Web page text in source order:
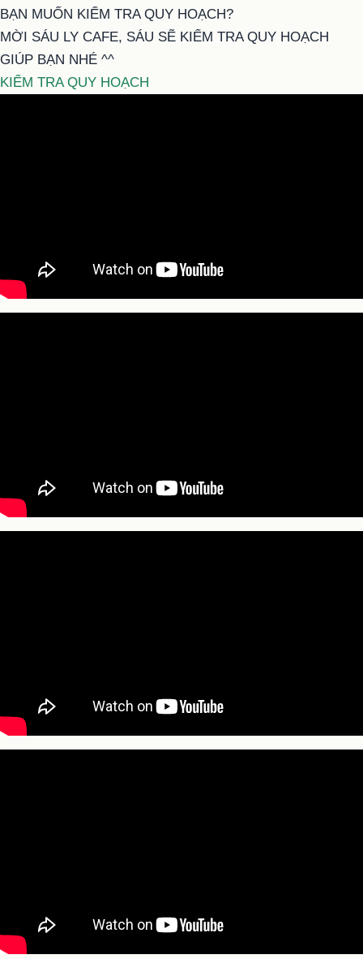
BẠN MUỐN KIỂM TRA QUY HOẠCH?
MỜI SÁU LY CAFE, SÁU SẼ KIỂM TRA QUY HOẠCH
GIÚP BẠN NHÉ ^^
KIỂM TRA QUY HOẠCH